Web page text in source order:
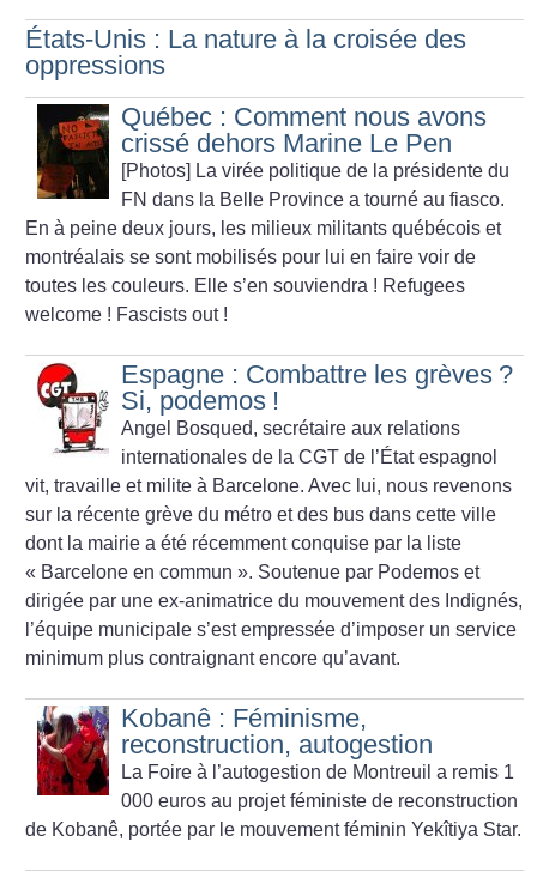
États-Unis : La nature à la croisée des
oppressions
Québec : Comment nous avons
crissé dehors Marine Le Pen
[Photos] La virée politique de la présidente du
FN dans la Belle Province a tourné au fiasco.
En à peine deux jours, les milieux militants québécois et
montréalais se sont mobilisés pour lui en faire voir de
toutes les couleurs. Elle s’en souviendra ! Refugees
welcome ! Fascists out !
Espagne : Combattre les grèves ?
Si, podemos !
Angel Bosqued, secrétaire aux relations
internationales de la CGT de l’État espagnol
vit, travaille et milite à Barcelone. Avec lui, nous revenons
sur la récente grève du métro et des bus dans cette ville
dont la mairie a été récemment conquise par la liste
« Barcelone en commun ». Soutenue par Podemos et
dirigée par une ex-animatrice du mouvement des Indignés,
l’équipe municipale s’est empressée d’imposer un service
minimum plus contraignant encore qu’avant.
Kobanê : Féminisme,
reconstruction, autogestion
La Foire à l’autogestion de Montreuil a remis 1
000 euros au projet féministe de reconstruction
de Kobanê, portée par le mouvement féminin Yekîtiya Star.